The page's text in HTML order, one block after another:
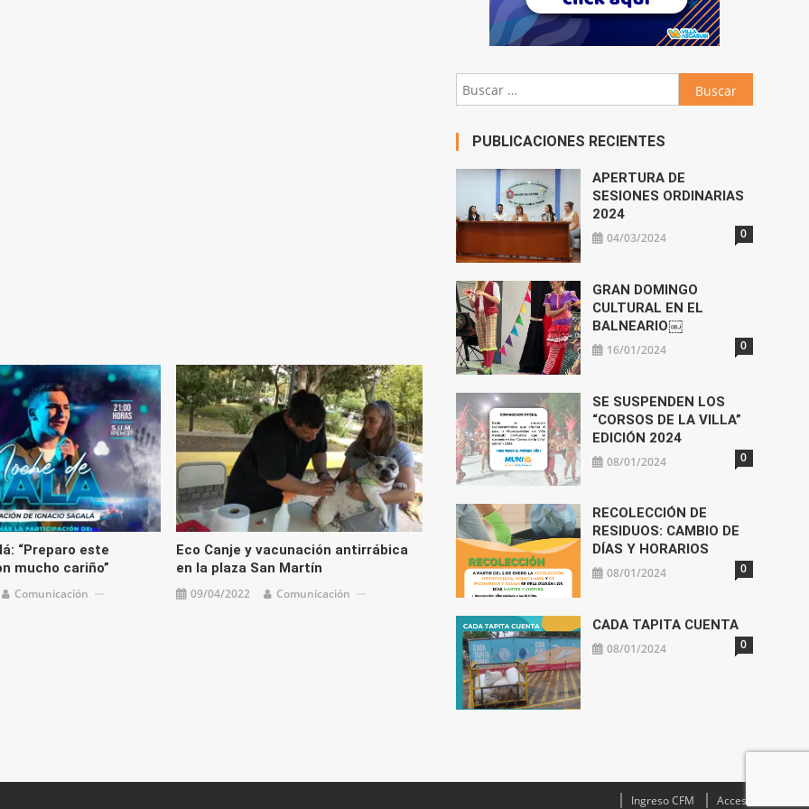
“Preparo este
mucho cariño”
Comunicación
Eco Canje y vacunación antirrábica
en la plaza San Martín
09/04/2022 Comunicación
Buscar:
PUBLICACIONES RECIENTES
APERTURA DE
SESIONES ORDINARIAS
2024
04/03/2024 0
GRAN DOMINGO
CULTURAL EN EL
BALNEARIO￼
16/01/2024 0
SE SUSPENDEN LOS
“CORSOS DE LA VILLA”
EDICIÓN 2024
08/01/2024 0
RECOLECCIÓN DE
RESIDUOS: CAMBIO DE
DÍAS Y HORARIOS
08/01/2024 0
CADA TAPITA CUENTA
08/01/2024 0
Ingreso CFM Acceso